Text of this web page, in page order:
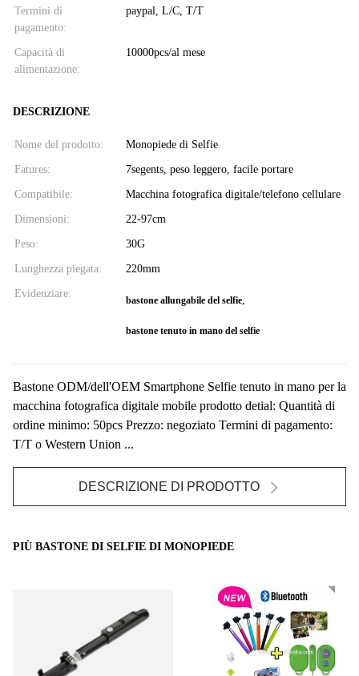
Termini di
pagamento:
paypal, L/C, T/T
Capacità di
alimentazione:
10000pcs/al mese
DESCRIZIONE
Nome del prodotto: Monopiede di Selfie
Fatures: 7segents, peso leggero, facile portare
Compatibile: Macchina fotografica digitale/telefono cellulare
Dimensioni: 22-97cm
Peso: 30G
Lunghezza piegata: 220mm
Evidenziare:
bastone allungabile del selfie,
bastone tenuto in mano del selfie
Bastone ODM/dell'OEM Smartphone Selfie tenuto in mano per la
macchina fotografica digitale mobile prodotto detial: Quantità di
ordine minimo: 50pcs Prezzo: negoziato Termini di pagamento:
T/T o Western Union ...
DESCRIZIONE DI PRODOTTO
PIÙ BASTONE DI SELFIE DI MONOPIEDE